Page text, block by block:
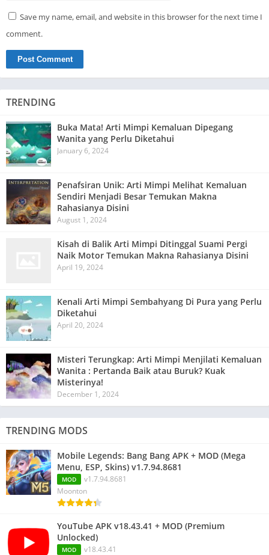
Save my name, email, and website in this browser for the next time I
comment.
TRENDING
Buka Mata! Arti Mimpi Kemaluan Dipegang
Wanita yang Perlu Diketahui
January 6, 2024
Penafsiran Unik: Arti Mimpi Melihat Kemaluan
Sendiri Menjadi Besar Temukan Makna
Rahasianya Disini
August 1, 2024
Kisah di Balik Arti Mimpi Ditinggal Suami Pergi
Naik Motor Temukan Makna Rahasianya Disini
April 19, 2024
Kenali Arti Mimpi Sembahyang Di Pura yang Perlu
Diketahui
April 20, 2024
Misteri Terungkap: Arti Mimpi Menjilati Kemaluan
Wanita : Pertanda Baik atau Buruk? Kuak
Misterinya!
December 1, 2024
TRENDING MODS
Mobile Legends: Bang Bang APK + MOD (Mega
Menu, ESP, Skins) v1.7.94.8681
MOD
v1.7.94.8681
Moonton
YouTube APK v18.43.41 + MOD (Premium
Unlocked)
MOD
v18.43.41